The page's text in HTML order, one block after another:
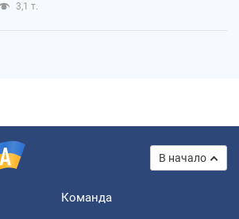
3,1 т.
В начало
Команда